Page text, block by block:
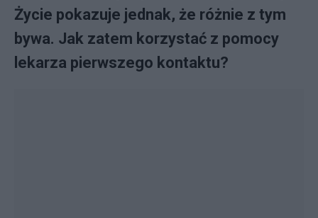
Życie pokazuje jednak, że różnie z tym
bywa. Jak zatem korzystać z pomocy
lekarza pierwszego kontaktu?